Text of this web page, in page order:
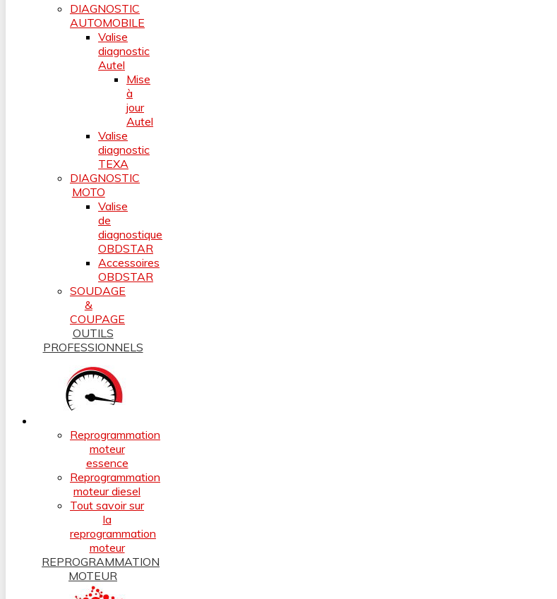
DIAGNOSTIC
AUTOMOBILE
Valise
diagnostic
Autel
Mise
à
jour
Autel
Valise
diagnostic
TEXA
DIAGNOSTIC
MOTO
Valise
de
diagnostique
OBDSTAR
Accessoires
OBDSTAR
SOUDAGE
&
COUPAGE
OUTILS
PROFESSIONNELS
Reprogrammation
moteur
essence
Reprogrammation
moteur diesel
Tout savoir sur
la
reprogrammation
moteur
REPROGRAMMATION
MOTEUR